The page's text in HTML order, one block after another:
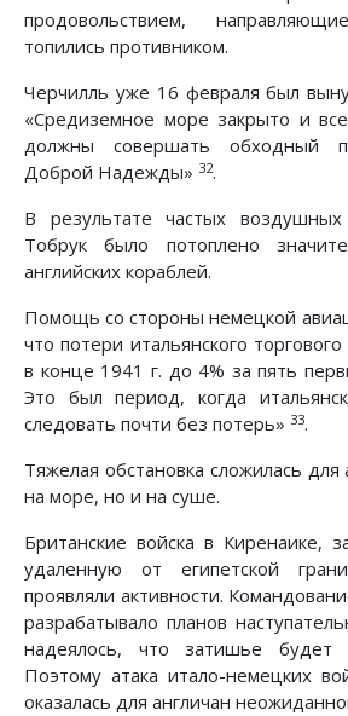
продовольствием,
топились противником.
Черчилль уже 16 февраля был
«Средиземное море закрыто и
должны совершать обходный
Доброй Надежды» 32.
В результате частых
Тобрук было потоплено
английских кораблей.
Помощь со стороны немецкой
что потери итальянского
в конце 1941 г. до 4% за пять
Это был период, когда
следовать почти без потерь» 33.
Тяжелая обстановка сложилась для
на море, но и на суше.
Британские войска в Киренаике,
удаленную от египетской
проявляли активности.
разрабатывало планов
надеялось, что затишье будет
Поэтому атака итало-немецких
оказалась для англичан